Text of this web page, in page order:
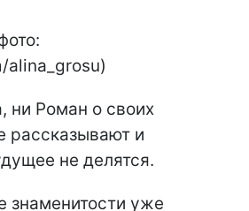
alina_grosu)
ни Роман о своих
рассказывают и
не делятся.
знаменитости уже